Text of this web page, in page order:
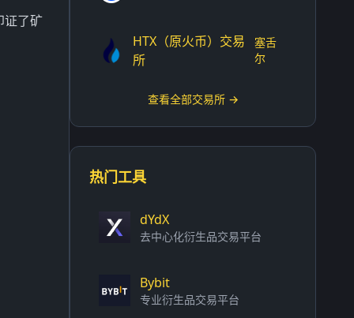
证了矿
HTX（原火币）交易
所
塞舌
尔
查看全部交易所 →
热门工具
dYdX
去中心化衍生品交易平台
Bybit
专业衍生品交易平台